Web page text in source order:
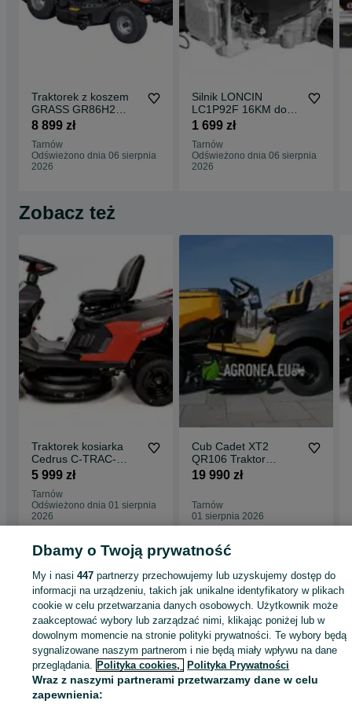
Sobota: 9:00 - 13:00
www.firmahortus.pl
Traktorek z koszem
GRASS GR86H2
Loncin 452cm3 86cm
hydro
8 899 zł
Tarnów
Odświeżono dnia 06 sierpnia
2026
Silnik LONCIN
LC1P92F 16KM do
traktorka POMPA
452c filtr oleju
1 699 zł
Tarnów
Odświeżono dnia 06 sierpnia
2026
Zobacz też
Traktorek kosiarka
Cedrus C-TRAC-
65HC Loncin 224CC
65cm Hydro
5 999 zł
Tarnów
Odświeżono dnia 01 sierpnia
2026
Cub Cadet XT2
QR106 Traktor
kosiarka V2 Kawasaki
24KM Gwarancja
zobacz made in USA
19 990 zł
Tarnów
01 sierpnia 2026
Małopolskie
Traktorki - Tarnów
KATEGORIA
ID:1053682656 Wyświetlenia:
Dbamy o Twoją prywatność
My i nasi447 partnerzy przechowujemy lub uzyskujemy dostęp do
informacji na urządzeniu, takich jak unikalne identyfikatory w plikach
cookie w celu przetwarzania danych osobowych. Użytkownik może
zaakceptować wybory lub zarządzać nimi, klikając poniżej lub w
dowolnym momencie na stronie polityki prywatności. Te wybory będą
sygnalizowane naszym partnerom i nie będą miały wpływu na dane
przeglądania. Polityka cookies, Polityka Prywatności
Wraz z naszymi partnerami przetwarzamy dane w celu
zapewnienia: